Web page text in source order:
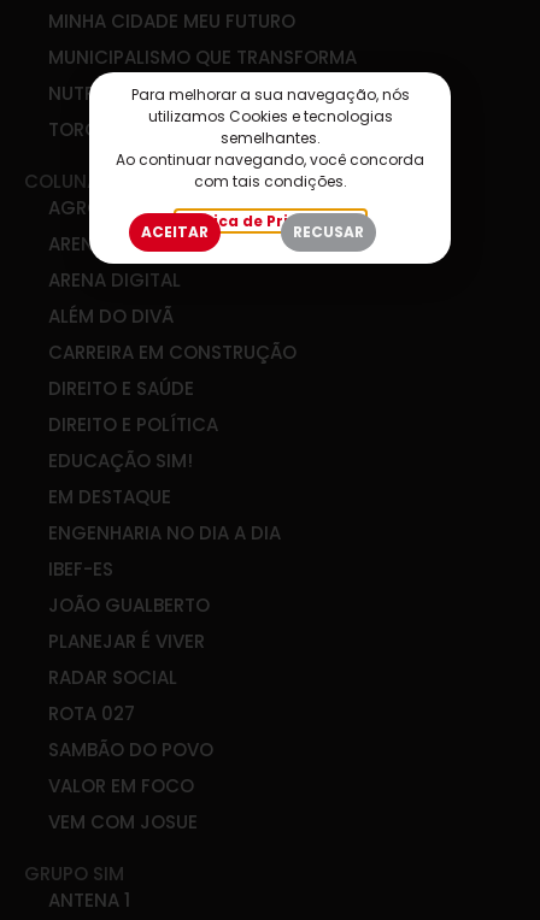
MINHA CIDADE MEU FUTURO
MUNICIPALISMO QUE TRANSFORMA
NUTRI&CO
TORCIDA SIM
COLUNAS
AGRO & COOP
ARENA DE IDEIAS
ARENA DIGITAL
ALÉM DO DIVÃ
CARREIRA EM CONSTRUÇÃO
DIREITO E SAÚDE
DIREITO E POLÍTICA
EDUCAÇÃO SIM!
EM DESTAQUE
ENGENHARIA NO DIA A DIA
IBEF-ES
JOÃO GUALBERTO
PLANEJAR É VIVER
RADAR SOCIAL
ROTA 027
SAMBÃO DO POVO
VALOR EM FOCO
VEM COM JOSUE
GRUPO SIM
ANTENA 1
Para melhorar a sua navegação, nós
utilizamos Cookies e tecnologias
semelhantes.
Ao continuar navegando, você concorda
com tais condições.
Política de Privacidade
ACEITAR RECUSAR